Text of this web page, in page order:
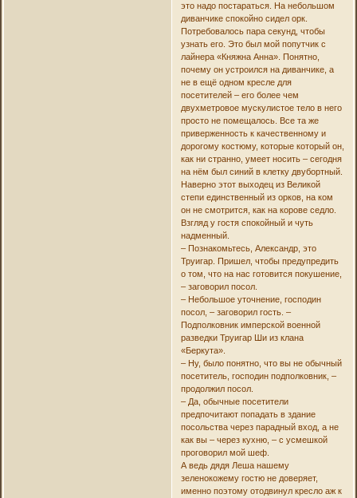
это надо постараться. На небольшом
диванчике спокойно сидел орк.
Потребовалось пара секунд, чтобы
узнать его. Это был мой попутчик с
лайнера «Княжна Анна». Понятно,
почему он устроился на диванчике, а
не в ещё одном кресле для
посетителей – его более чем
двухметровое мускулистое тело в него
просто не помещалось. Все та же
приверженность к качественному и
дорогому костюму, которые который он,
как ни странно, умеет носить – сегодня
на нём был синий в клетку двубортный.
Наверно этот выходец из Великой
степи единственный из орков, на ком
он не смотрится, как на корове седло.
Взгляд у гостя спокойный и чуть
надменный.
– Познакомьтесь, Александр, это
Труигар. Пришел, чтобы предупредить
о том, что на нас готовится покушение,
– заговорил посол.
– Небольшое уточнение, господин
посол, – заговорил гость. –
Подполковник имперской военной
разведки Труигар Ши из клана
«Беркута».
– Ну, было понятно, что вы не обычный
посетитель, господин подполковник, –
продолжил посол.
– Да, обычные посетители
предпочитают попадать в здание
посольства через парадный вход, а не
как вы – через кухню, – с усмешкой
проговорил мой шеф.
А ведь дядя Леша нашему
зеленокожему гостю не доверяет,
именно поэтому отодвинул кресло аж к